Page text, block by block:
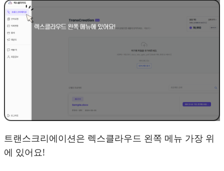
트랜스크리에이션은 렉스클라우드 왼쪽 메뉴 가장 위
에 있어요!